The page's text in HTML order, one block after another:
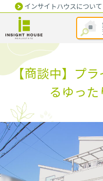
インサイトハウスについて
【商談中】プ
るゆった